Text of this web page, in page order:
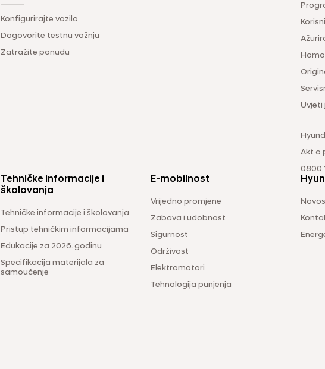
Konfigurirajte vozilo
Dogovorite testnu vožnju
Zatražite ponudu
Uvjeti
Akt o
0800
Tehničke informacije i
školovanja
Tehničke informacije i školovanja
Pristup tehničkim informacijama
Edukacije za 2026. godinu
Specifikacija materijala za
samoučenje
E-mobilnost
Vrijedno promjene
Zabava i udobnost
Sigurnost
Održivost
Elektromotori
Tehnologija punjenja